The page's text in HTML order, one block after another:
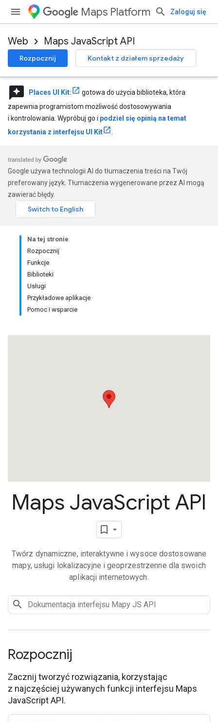
Maps Platform Zaloguj się
Web Maps JavaScript API
Rozpocznij Kontakt z działem sprzedaży
reviews Places UI Kit:
gotowa do użycia biblioteka, która
zapewnia programistom możliwość dostosowywania
i kontrolowania. Wypróbuj go i podziel się opinią na temat
korzystania z interfejsu UI Kit
.
Google używa technologii AI do tłumaczenia treści na Twój
preferowany język. Tłumaczenia wygenerowane przez AI mogą
zawierać błędy.
Na tej stronie
Rozpocznij
Funkcje
Biblioteki
Usługi
Przykładowe aplikacje
Pomoc i wsparcie
Maps JavaScript API
Twórz dynamiczne, interaktywne i wysoce dostosowane
mapy, usługi lokalizacyjne i geoprzestrzenne dla swoich
aplikacji internetowych.
Rozpocznij
Zacznij tworzyć rozwiązania, korzystając
z najczęściej używanych funkcji interfejsu Maps
JavaScript API.